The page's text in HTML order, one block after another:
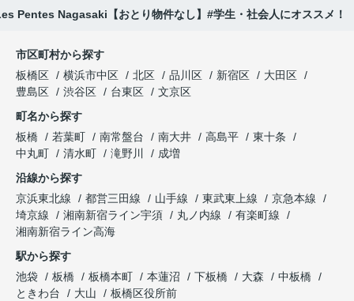
Pentes Nagasaki【おとり物件なし】#学生・社会人にオススメ！
市区町村から探す
板橋区
横浜市中区 北区 品川区 新宿区
大田区
豊島区
渋谷区 台東区
文京区
町名から探す
板橋
若葉町 南常盤台 南大井 高島平
東十条
中丸町
清水町 滝野川
成増
沿線から探す
京浜東北線
都営三田線 山手線 東武東上線
京急本線
埼京線
湘南新宿ライン宇須 丸ノ内線
有楽町線
湘南新宿ライン高海
駅から探す
池袋
板橋 板橋本町 本蓮沼 下板橋 大森
中板橋
ときわ台
大山 板橋区役所前